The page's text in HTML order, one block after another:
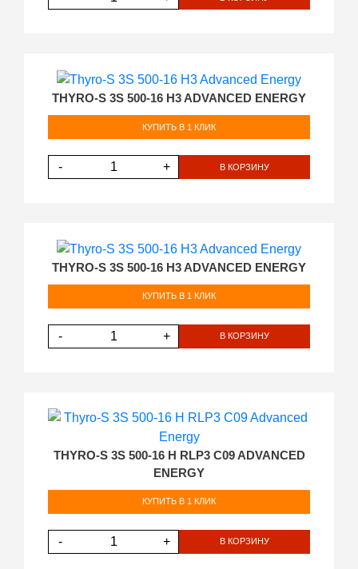
THYRO-S 3S 500-16 H3 ADVANCED ENERGY
КУПИТЬ В 1 КЛИК
- + В КОРЗИНУ
THYRO-S 3S 500-16 H3 ADVANCED ENERGY
КУПИТЬ В 1 КЛИК
- + В КОРЗИНУ
THYRO-S 3S 500-16 H RLP3 C09 ADVANCED
ENERGY
КУПИТЬ В 1 КЛИК
- + В КОРЗИНУ